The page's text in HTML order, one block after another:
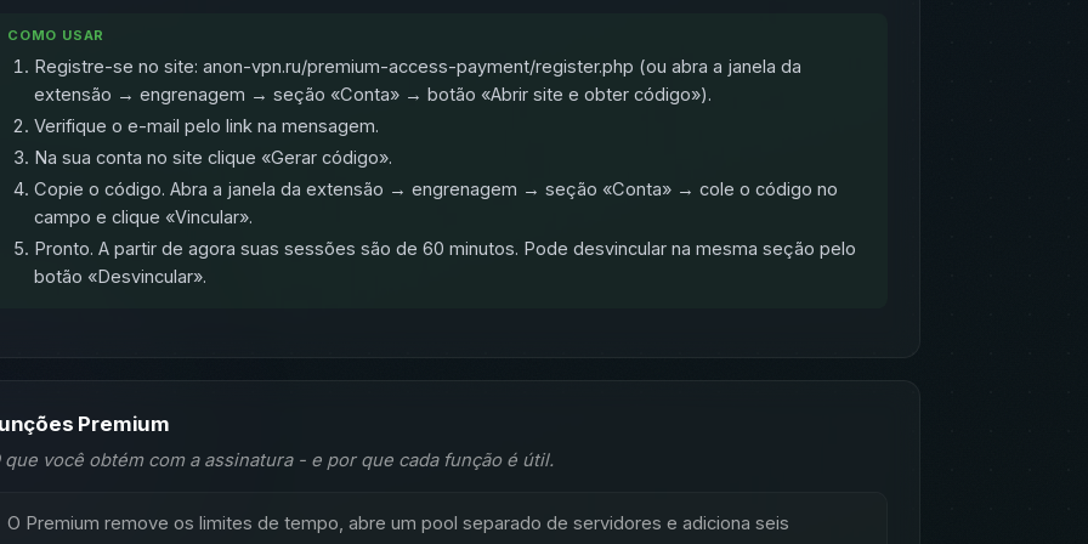
COMO USAR
Registre-se no site: anon-vpn.ru/premium-access-payment/register.php (ou abra a janela da
extensão → engrenagem → seção «Conta» → botão «Abrir site e obter código»).
Verifique o e-mail pelo link na mensagem.
Na sua conta no site clique «Gerar código».
Copie o código. Abra a janela da extensão → engrenagem → seção «Conta» → cole o código no
campo e clique «Vincular».
Pronto. A partir de agora suas sessões são de 60 minutos. Pode desvincular na mesma seção pelo
botão «Desvincular».
Premium
que você obtém com a assinatura - e por que cada função é útil.
O Premium remove os limites de tempo, abre um pool separado de servidores e adiciona seis